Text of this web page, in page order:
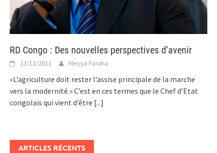
RD Congo : Des nouvelles perspectives d’avenir
23/12/2011 Meyya Furaha
«L’agriculture doit rester l’assise principale de la marche
vers la modernité.» C’est en ces termes que le Chef d’Etat
congolais qui vient d’être [...]
ARTICLES RÉCENTS